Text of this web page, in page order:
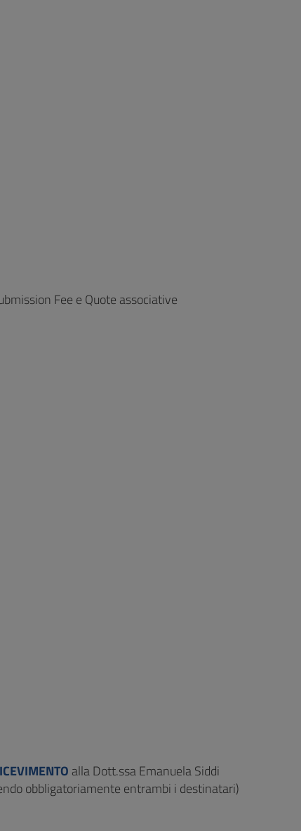
Fee e Quote associative
alla Dott.ssa Emanuela Siddi
obbligatoriamente entrambi i destinatari)